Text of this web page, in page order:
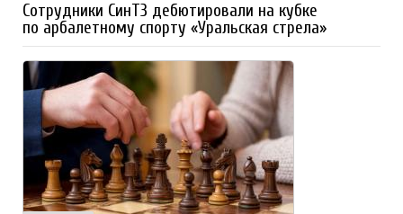
Сотрудники СинТЗ дебютировали на кубке
по арбалетному спорту «Уральская стрела»